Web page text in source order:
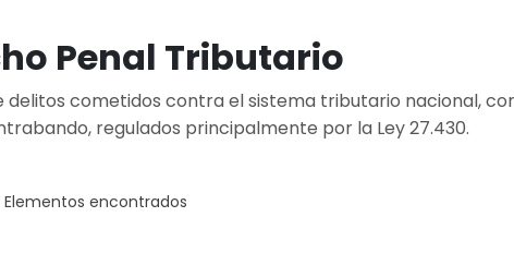
Penal Tributario
delitos cometidos contra el sistema tributario nacional,
regulados principalmente por la Ley 27.430.
Elementos encontrados